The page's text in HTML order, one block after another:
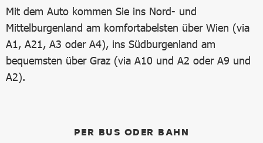
Mit dem Auto kommen Sie ins Nord- und
Mittelburgenland am komfortabelsten über Wien (via
A1, A21, A3 oder A4), ins Südburgenland am
bequemsten über Graz (via A10 und A2 oder A9 und
A2).
PER BUS ODER BAHN